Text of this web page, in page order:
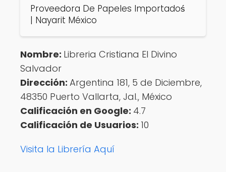
Proveedora De Papeles Importadoś
| Nayarit México
Nombre: Libreria Cristiana El Divino
Salvador
Dirección: Argentina 181, 5 de Diciembre,
48350 Puerto Vallarta, Jal., México
Calificación en Google: 4.7
Calificación de Usuarios: 10
Visita la Librería Aquí